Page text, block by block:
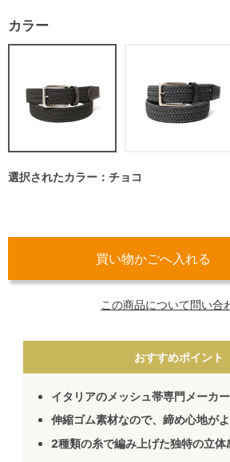
カラー
選択されたカラー：チョコ
この商品について問い合
おすすめポイント
イタリアのメッシュ帯専門メーカ
伸縮ゴム素材なので、締め心地が
2種類の糸で編み上げた独特の立体